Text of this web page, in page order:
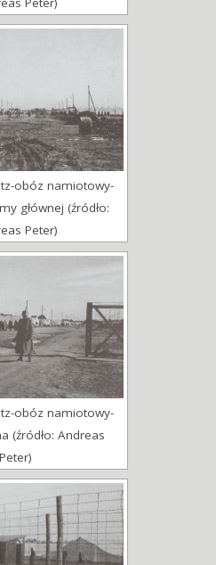
obóz namiotowy-
głównej (źródło:
Peter)
obóz namiotowy-
(źródło: Andreas
Peter)